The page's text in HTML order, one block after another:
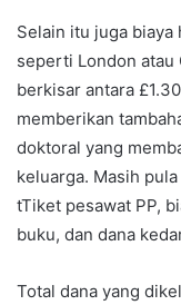
Selain itu juga
seperti London atau
berkisar antara
memberikan
doktoral yang
keluarga. Masih
tTiket pesawat PP,
buku, dan dana
Total dana yang